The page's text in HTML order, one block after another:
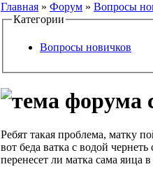
Главная » Форум » Вопросы
Категории
Вопросы новичков
Ребят такая проблема, матку
вот беда ватка с водой
перенесет ли матка сама яица